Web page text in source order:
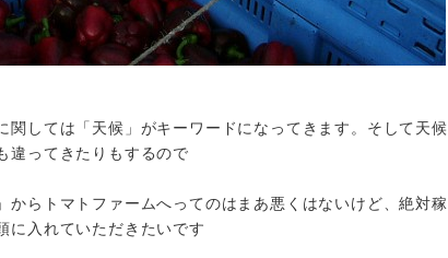
関しては「天候」がキーワードになってきます。そして天候
違ってきたりもするので
からトマトファームへってのはまあ悪くはないけど、絶対稼
に入れていただきたいです